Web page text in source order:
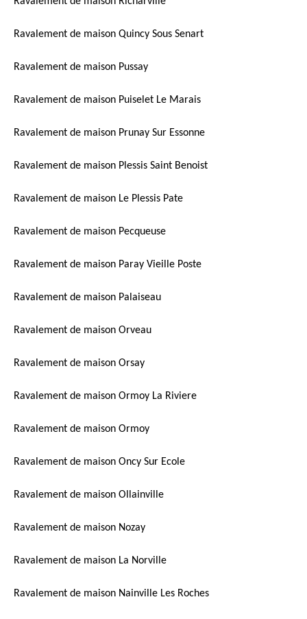
Ravalement de maison Quincy Sous Senart
Ravalement de maison Pussay
Ravalement de maison Puiselet Le Marais
Ravalement de maison Prunay Sur Essonne
Ravalement de maison Plessis Saint Benoist
Ravalement de maison Le Plessis Pate
Ravalement de maison Pecqueuse
Ravalement de maison Paray Vieille Poste
Ravalement de maison Palaiseau
Ravalement de maison Orveau
Ravalement de maison Orsay
Ravalement de maison Ormoy La Riviere
Ravalement de maison Ormoy
Ravalement de maison Oncy Sur Ecole
Ravalement de maison Ollainville
Ravalement de maison Nozay
Ravalement de maison La Norville
Ravalement de maison Nainville Les Roches